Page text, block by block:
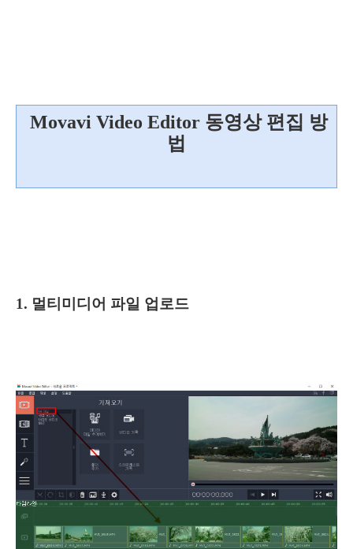
Movavi Video Editor 동영상 편집 방
법
1. 멀티미디어 파일 업로드